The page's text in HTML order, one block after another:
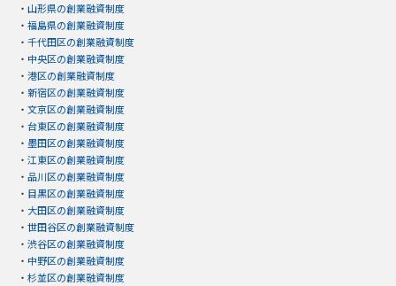
・ 山形県の創業融資制度
・ 福島県の創業融資制度
・ 千代田区の創業融資制度
・ 中央区の創業融資制度
・ 港区の創業融資制度
・ 新宿区の創業融資制度
・ 文京区の創業融資制度
・ 台東区の創業融資制度
・ 墨田区の創業融資制度
・ 江東区の創業融資制度
・ 品川区の創業融資制度
・ 目黒区の創業融資制度
・ 大田区の創業融資制度
・ 世田谷区の創業融資制度
・ 渋谷区の創業融資制度
・ 中野区の創業融資制度
・ 杉並区の創業融資制度